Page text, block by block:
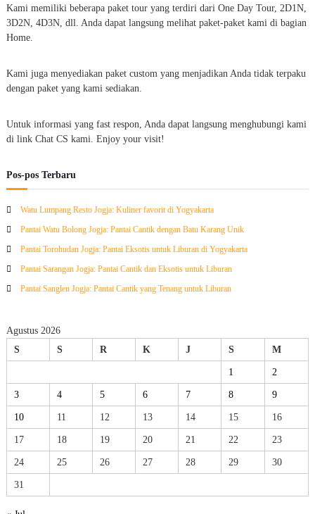
Kami memiliki beberapa paket tour yang terdiri dari One Day Tour, 2D1N,
3D2N, 4D3N, dll. Anda dapat langsung melihat paket-paket kami di bagian
Home.
Kami juga menyediakan paket custom yang menjadikan Anda tidak terpaku
dengan paket yang kami sediakan.
Untuk informasi yang fast respon, Anda dapat langsung menghubungi kami
di link Chat CS kami. Enjoy your visit!
Pos-pos Terbaru
Watu Lumpang Resto Jogja: Kuliner favorit di Yogyakarta
Pantai Watu Bolong Jogja: Pantai Cantik dengan Batu Karang Unik
Pantai Torohudan Jogja: Pantai Eksotis untuk Liburan di Yogyakarta
Pantai Sarangan Jogja: Pantai Cantik dan Eksotis untuk Liburan
Pantai Sanglen Jogja: Pantai Cantik yang Tenang untuk Liburan
Agustus 2026
S
S R K J S M
1 2
3 4 5 6 7 8 9
10 11 12 13 14 15 16
17 18 19 20 21 22 23
24 25 26 27 28 29 30
31